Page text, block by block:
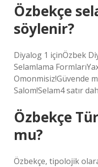
Özbekçe
söylenir?
Diyalog 1 içinÖzbek
Selamlama
Omonmisiz!Güvende
Salom!Selam4 satır
Özbekçe
mu?
Özbekçe, tipolojik